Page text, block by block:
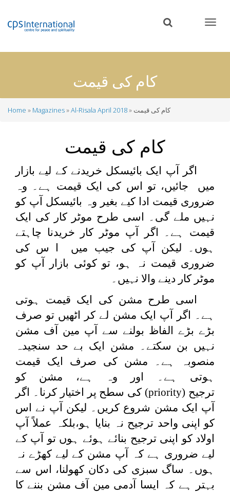
content
کام کی قیمت
Home Magazines Al-Risala April 2018 کام کی قیمت
کام کی قیمت
اگر آپ ایک بائیسکل خریدنے کے لیے بازار
میں جائیں، تو اس کی ایک قیمت ہے۔ وہ
ضروری قیمت ادا کیے بغیر وہ بائیسکل آپ کو
نہیں ملے گی۔ اسی طرح موٹر کار کی ایک
قیمت ہے۔ اگر آپ موٹر کار خریدنا چاہتے
ہوں۔ لیکن آپ کی جیب میں ا س کی
ضروری قیمت نہ ہو، تو کوئی بازار آپ کو
موٹر کار دینے والا نہیں۔
اسی طرح مشن کی ایک قیمت ہوتی
ہے۔ اگر آپ ایک مشن لے کر اٹھیں تو صرف
بڑے بڑے الفاظ بولنے سے آپ مین آف مشن
نہیں بن سکتے۔ مشن ایک بے حد سنجیدہ
منصوبہ ہے۔ مشن کی صرف ایک قیمت
ہوتی ہے۔ اور وہ ہے، مشن کو
ترجیح (priority) کی سطح پر اختیار کرنا۔ اگر
آپ ایک مشن شروع کریں۔ لیکن آپ نے اس
کو اپنی واحد ترجیح نہ بنایا ہو،بلکہ عملاً آپ
اولاد کو اپنی ترجیح بنائے ہوئے ہوں تو آپ کے
لیے ضروری ہے کہ آپ مشن کے لیے کھڑے نہ
ہوں۔ ساگ سبزی کی دکان کھولنا، اس سے
بہتر ہے کہ ایسا آدمی مین آف مشن بننے کا